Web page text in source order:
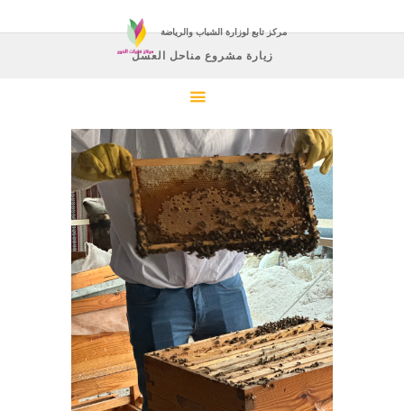
مركز تابع لوزارة الشباب والرياضة
زيارة مشروع مناحل العسل